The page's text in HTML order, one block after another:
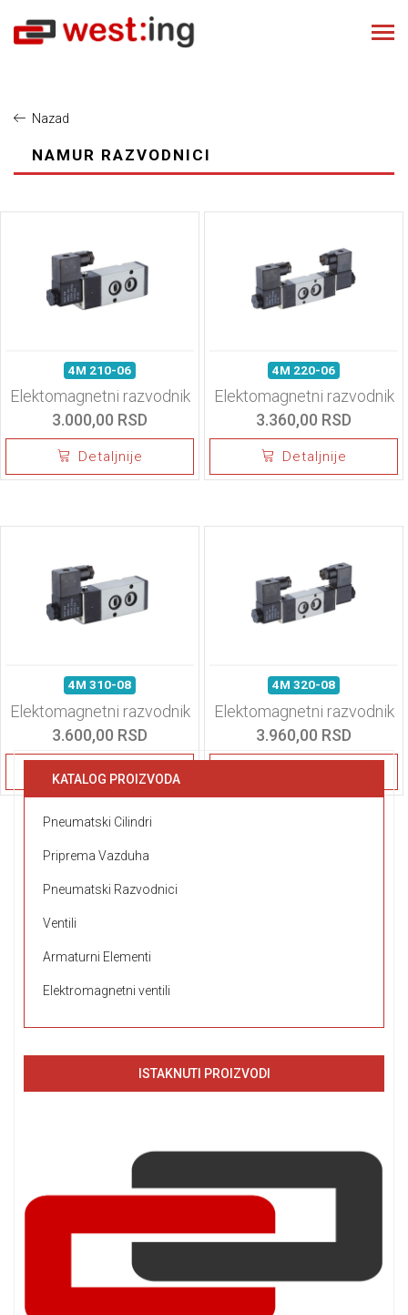
Nazad
NAMUR RAZVODNICI
4M 210-06
Elektomagnetni razvodnik
3.000,00 RSD
Detaljnije
4M 220-06
Elektomagnetni razvodnik
3.360,00 RSD
Detaljnije
4M 310-08
Elektomagnetni razvodnik
3.600,00 RSD
Detaljnije
4M 320-08
Elektomagnetni razvodnik
3.960,00 RSD
KATALOG PROIZVODA
Pneumatski Cilindri
Priprema Vazduha
Pneumatski Razvodnici
Ventili
Armaturni Elementi
Elektromagnetni ventili
ISTAKNUTI PROIZVODI